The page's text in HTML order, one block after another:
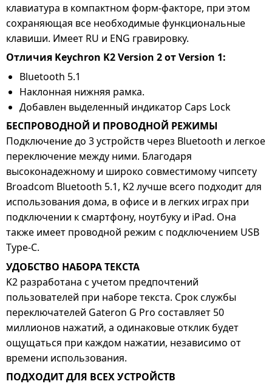
клавиатура в компактном форм-факторе, при этом
сохраняющая все необходимые функциональные
клавиши. Имеет RU и ENG гравировку.
Отличия Keychron K2 Version 2 от Version 1:
Bluetooth 5.1
Наклонная нижняя рамка.
Добавлен выделенный индикатор Caps Lock
БЕСПРОВОДНОЙ И ПРОВОДНОЙ РЕЖИМЫ
Подключение до 3 устройств через Bluetooth и легкое
переключение между ними. Благодаря
высоконадежному и широко совместимому чипсету
Broadcom Bluetooth 5.1, K2 лучше всего подходит для
использования дома, в офисе и в легких играх при
подключении к смартфону, ноутбуку и iPad. Она
также имеет проводной режим с подключением USB
Type-C.
УДОБСТВО НАБОРА ТЕКСТА
K2 разработана с учетом предпочтений
пользователей при наборе текста. Срок службы
переключателей Gateron G Pro составляет 50
миллионов нажатий, а одинаковые отклик будет
ощущаться при каждом нажатии, независимо от
времени использования.
ПОДХОДИТ ДЛЯ ВСЕХ УСТРОЙСТВ